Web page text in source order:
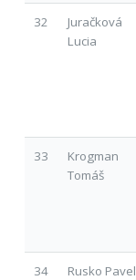
32
Juračková
Lucia
33
Krogman
Tomáš
34 Rusko Pavel